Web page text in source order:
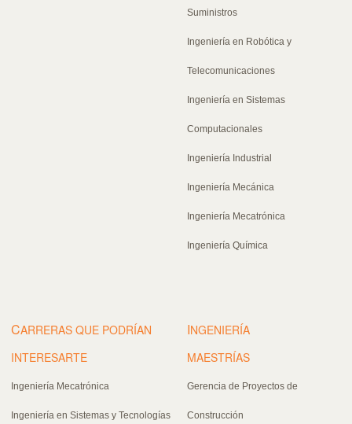
Suministros
Ingeniería en Robótica y
Telecomunicaciones
Ingeniería en Sistemas
Computacionales
Ingeniería Industrial
Ingeniería Mecánica
Ingeniería Mecatrónica
Ingeniería Química
CARRERAS QUE PODRÍAN
INTERESARTE
Ingeniería Mecatrónica
Ingeniería en Sistemas y Tecnologías
INGENIERÍA
MAESTRÍAS
Gerencia de Proyectos de
Construcción